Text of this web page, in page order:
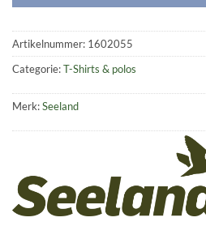
Artikelnummer: 1602055
Categorie:T-Shirts & polos
Merk:Seeland